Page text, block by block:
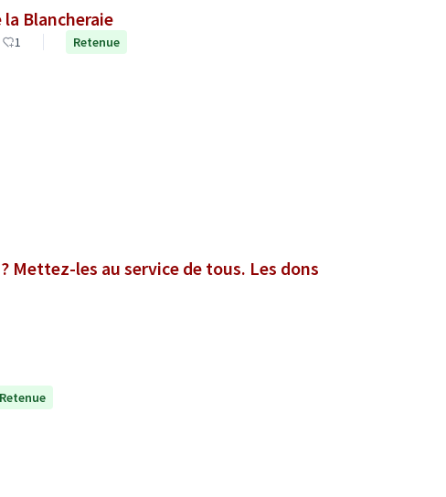
Blancheraie
1 Retenue
Mettez-les au service de tous. Les dons
Retenue